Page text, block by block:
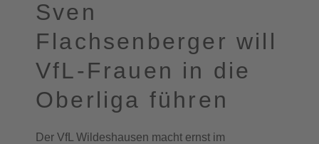
Sven
Flachsenberger will
VfL-Frauen in die
Oberliga führen
Der VfL Wildeshausen macht ernst im